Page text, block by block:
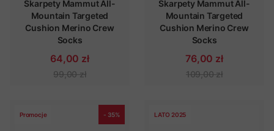
Skarpety Mammut All-
Mountain Targeted
Cushion Merino Crew
Socks
64,00 zł
99,00 zł
Skarpety Mammut All-
Mountain Targeted
Cushion Merino Crew
Socks
76,00 zł
109,00 zł
Promocje - 35% LATO 2025